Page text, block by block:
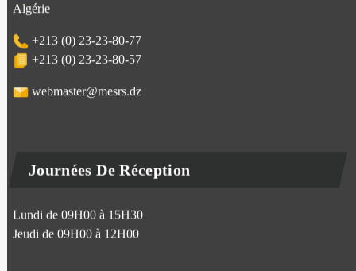
Algérie
+213 (0) 23-23-80-77
+213 (0) 23-23-80-57
webmaster@mesrs.dz
Journées De Réception
Lundi de 09H00 à 15H30
Jeudi de 09H00 à 12H00